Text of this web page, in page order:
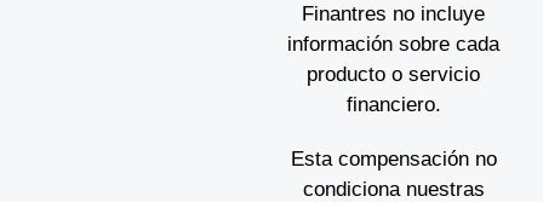
Finantres no incluye
información sobre cada
producto o servicio
financiero.
Esta compensación no
condiciona nuestras